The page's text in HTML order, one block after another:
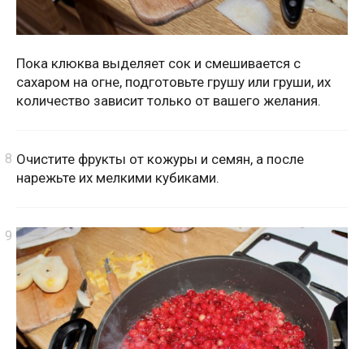
Пока клюква выделяет сок и смешивается с
сахаром на огне, подготовьте грушу или груши, их
количество зависит только от вашего желания.
Очистите фрукты от кожуры и семян, а после
нарежьте их мелкими кубиками.